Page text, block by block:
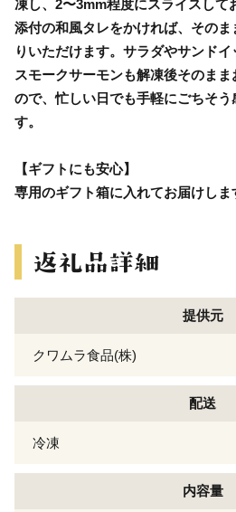
凍し、2〜3mm程度にスライスして
添付の和風タレをかければ、その
りいただけます。サラダやサンドイ
スモークサーモンも解凍後そのま
ので、忙しい日でも手軽にごちそ
す。
【ギフトにも安心】
専用のギフト箱に入れてお届けしま
提供元
クワムラ食品(株)
配送
冷凍
内容量